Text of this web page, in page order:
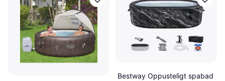
Bestway Oppusteligt spabad